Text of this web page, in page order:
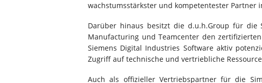
wachstumsstärkster und kompetentester Partner
Darüber hinaus besitzt die d.u.h.Group für die
Manufacturing und Teamcenter den
Siemens Digital Industries Software aktiv
Zugriff auf technische und vertriebliche
Auch als offizieller Vertriebspartner für die